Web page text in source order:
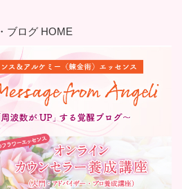
ブログ HOME